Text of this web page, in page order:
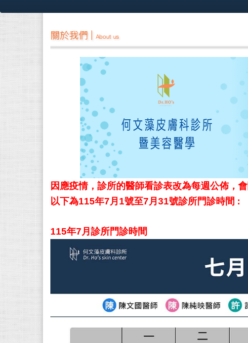
關於我們 | About us
因應疫情，診所的醫師看診表改為每週公佈，
以下為115年7月1號至7月31號診所門診時間 :
115年7月 診所門診時間